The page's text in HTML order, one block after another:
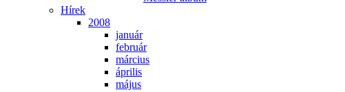
Hí­rek
2008
ja­nu­ár
feb­ru­ár
már­ci­us
áp­ri­lis
má­jus